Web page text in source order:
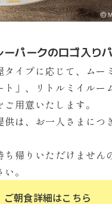
パークのロゴ入り
イプに応じて、ムー
ト」、リトルミイルー
用意いたします。
は、お一人さまにつ
帰りいただけません
。
ご朝食詳細はこちら